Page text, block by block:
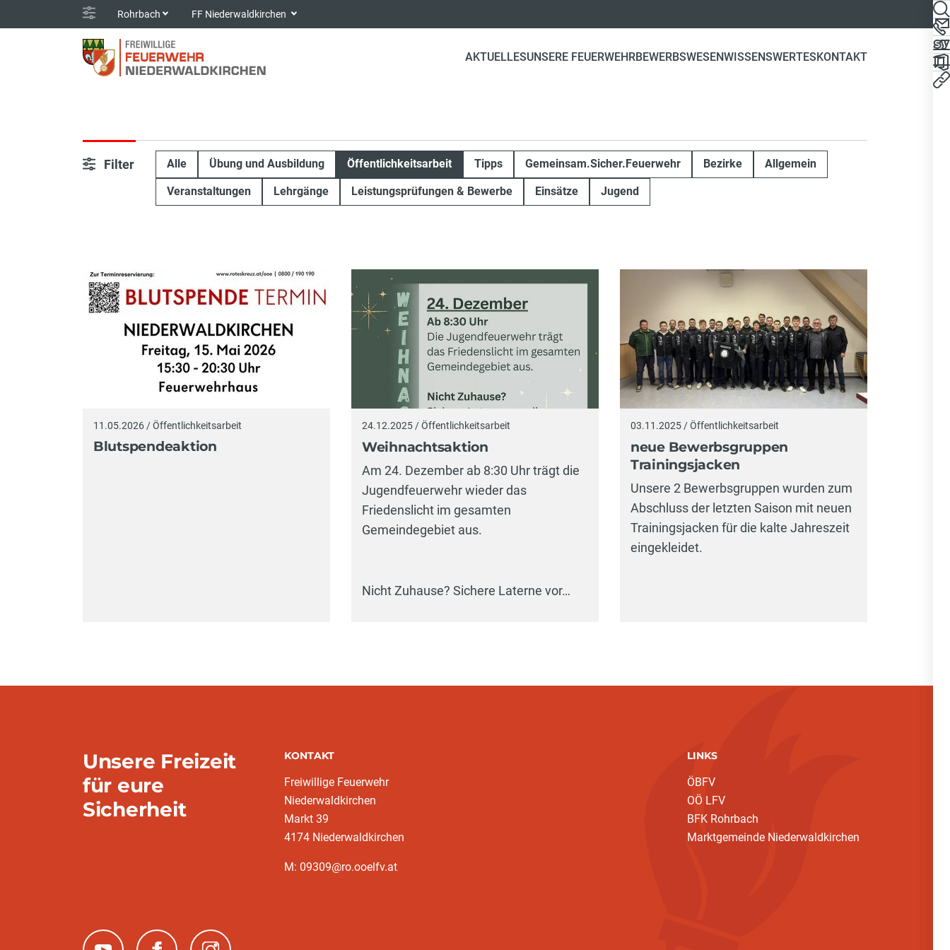
Rohrbach FF Niederwaldkirchen
AKTUELLESUNSERE FEUERWEHRBEWERBSWESENWISSENSWERTES KONTAKT
Filter Alle Übung und Ausbildung Öffentlichkeitsarbeit Tipps Gemeinsam.Sicher.Feuerwehr Bezirke Allgemein
Veranstaltungen Lehrgänge Leistungsprüfungen & Bewerbe Einsätze Jugend
11.05.2026 / Öffentlichkeitsarbeit
Blutspendeaktion
24.12.2025 / Öffentlichkeitsarbeit
Weihnachtsaktion
Am 24. Dezember ab 8:30 Uhr trägt die
Jugendfeuerwehr wieder das
Friedenslicht im gesamten
Gemeindegebiet aus.
Nicht Zuhause? Sichere Laterne vor…
03.11.2025 / Öffentlichkeitsarbeit
neue Bewerbsgruppen
Trainingsjacken
Unsere 2 Bewerbsgruppen wurden zum
Abschluss der letzten Saison mit neuen
Trainingsjacken für die kalte Jahreszeit
eingekleidet.
Unsere Freizeit
für eure
Sicherheit
KONTAKT
Freiwillige Feuerwehr
Niederwaldkirchen
Markt 39
4174 Niederwaldkirchen
M: 09309@ro.ooelfv.at
LINKS
ÖBFV
OÖ LFV
BFK Rohrbach
Marktgemeinde Niederwaldkirchen